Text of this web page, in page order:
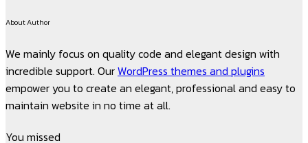
About Author
We mainly focus on quality code and elegant design with
incredible support. OurWordPress themes and plugins
empower you to create an elegant, professional and easy to
maintain website in no time at all.
You missed